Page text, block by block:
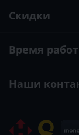
Скидки
Время
Наши